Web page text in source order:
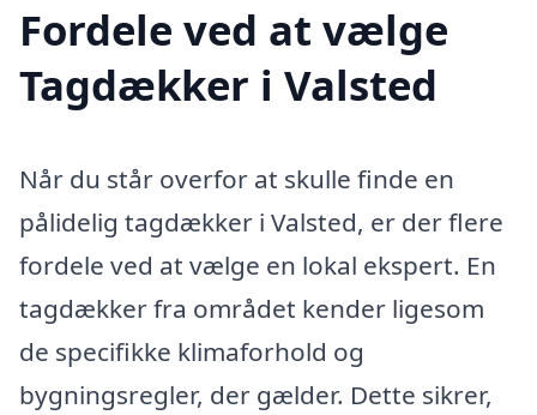
Fordele ved at vælge
Tagdækker i Valsted
Når du står overfor at skulle finde en
pålidelig tagdækker i Valsted, er der flere
fordele ved at vælge en lokal ekspert. En
tagdækker fra området kender ligesom
de specifikke klimaforhold og
bygningsregler, der gælder. Dette sikrer,